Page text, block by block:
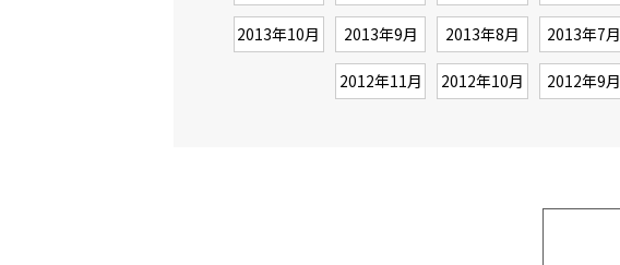
2013年10月 2013年9月 2013年8月 2013年7月
2012年11月 2012年10月 2012年9月